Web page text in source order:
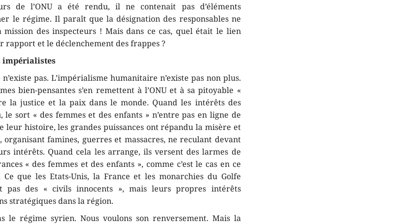
de l’ONU a été rendu, il ne contenait pas d’éléments
le régime. Il paraît que la désignation des responsables ne
des inspecteurs ! Mais dans ce cas, quel était le lien
rapport et le déclenchement des frappes ?
impérialistes
pas. L’impérialisme humanitaire n’existe pas non plus.
bien-pensantes s’en remettent à l’ONU et à sa pitoyable «
la justice et la paix dans le monde. Quand les intérêts des
le sort « des femmes et des enfants » n’entre pas en ligne de
leur histoire, les grandes puissances ont répandu la misère et
famines, guerres et massacres, ne reculant devant
intérêts. Quand cela les arrange, ils versent des larmes de
« des femmes et des enfants », comme c’est le cas en ce
que les Etats-Unis, la France et les monarchies du Golfe
pas des « civils innocents », mais leurs propres intérêts
stratégiques dans la région.
le régime syrien. Nous voulons son renversement. Mais la